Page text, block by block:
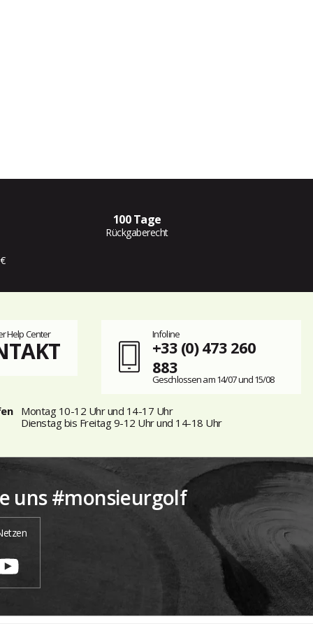
100 Tage
Rückgaberecht
Help Center Infoline
+33 (0) 473 260
883
Geschlossen am 14/07 und 15/08
Montag 10-12 Uhr und 14-17 Uhr
Dienstag bis Freitag 9-12 Uhr und 14-18 Uhr
uns #monsieurgolf